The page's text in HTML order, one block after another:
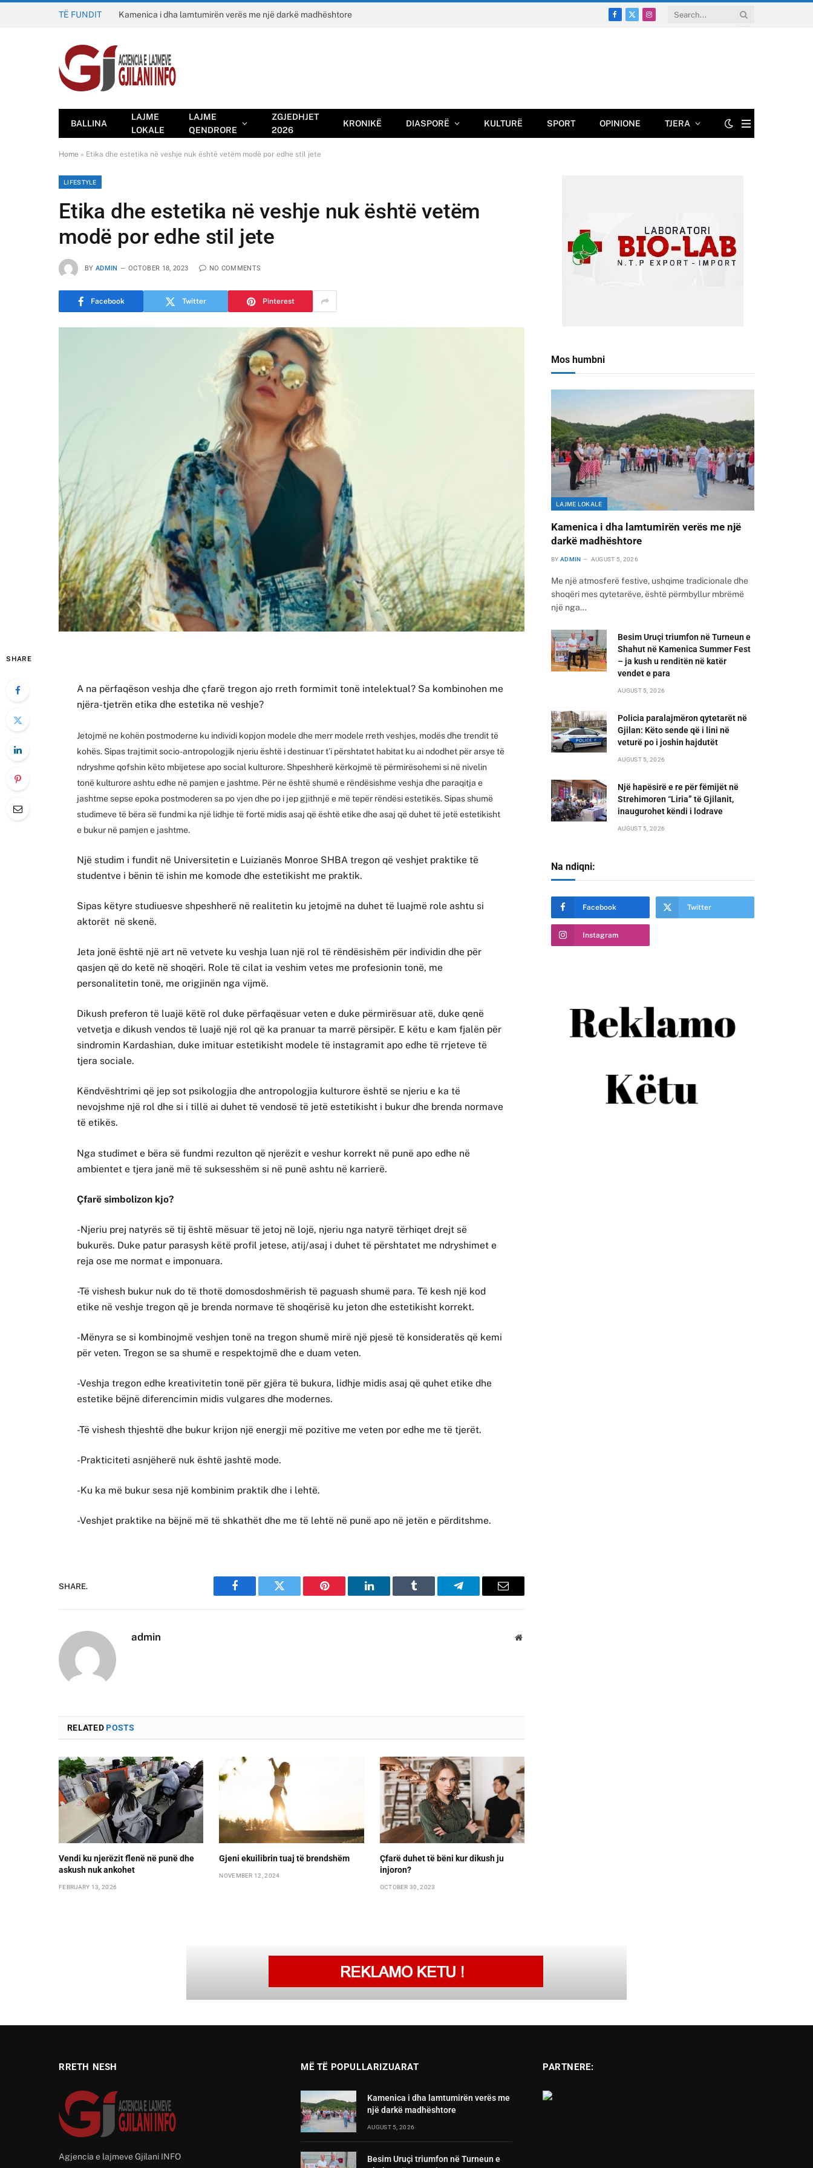
TË FUNDIT Kamenica i dha lamtumirën verës me një darkë madhështore
Facebook
X
Instagram
BALLINA
LAJME
LOKALE
LAJME
QENDRORE
ZGJEDHJET
2026
KRONIKË DIASPORË KULTURË SPORT OPINIONE TJERA
Home » Etika dhe estetika në veshje nuk është vetëm modë por edhe stil jete
LIFESTYLE
Etika dhe estetika në veshje nuk është vetëm
modë por edhe stil jete
BY ADMIN OCTOBER 18, 2023 NO COMMENTS
Facebook Twitter Pinterest
SHARE
A na përfaqëson veshja dhe çfarë tregon ajo rreth formimit tonë intelektual? Sa kombinohen me
njëra-tjetrën etika dhe estetika në veshje?
Jetojmë ne kohën postmoderne ku individi kopjon modele dhe merr modele rreth veshjes, modës dhe trendit të
kohës. Sipas trajtimit socio-antropologjik njeriu është i destinuar t’i përshtatet habitat ku ai ndodhet për arsye të
ndryshme qofshin këto mbijetese apo social kulturore. Shpeshherë kërkojmë të përmirësohemi si në nivelin
tonë kulturore ashtu edhe në pamjen e jashtme. Për ne është shumë e rëndësishme veshja dhe paraqitja e
jashtme sepse epoka postmoderen sa po vjen dhe po i jep gjithnjë e më tepër rëndësi estetikës. Sipas shumë
studimeve të bëra së fundmi ka një lidhje të fortë midis asaj që është etike dhe asaj që duhet të jetë estetikisht
e bukur në pamjen e jashtme.
Një studim i fundit në Universitetin e Luizianës Monroe SHBA tregon që veshjet praktike të
studentve i bënin të ishin me komode dhe estetikisht me praktik.
Sipas këtyre studiuesve shpeshherë në realitetin ku jetojmë na duhet të luajmë role ashtu si
aktorët në skenë.
Jeta jonë është një art në vetvete ku veshja luan një rol të rëndësishëm për individin dhe për
qasjen që do ketë në shoqëri. Role të cilat ia veshim vetes me profesionin tonë, me
personalitetin tonë, me origjinën nga vijmë.
Dikush preferon të luajë këtë rol duke përfaqësuar veten e duke përmirësuar atë, duke qenë
vetvetja e dikush vendos të luajë një rol që ka pranuar ta marrë përsipër. E këtu e kam fjalën për
sindromin Kardashian, duke imituar estetikisht modele të instagramit apo edhe të rrjeteve të
tjera sociale.
Këndvështrimi që jep sot psikologjia dhe antropologjia kulturore është se njeriu e ka të
nevojshme një rol dhe si i tillë ai duhet të vendosë të jetë estetikisht i bukur dhe brenda normave
të etikës.
Nga studimet e bëra së fundmi rezulton që njerëzit e veshur korrekt në punë apo edhe në
ambientet e tjera janë më të suksesshëm si në punë ashtu në karrierë.
Çfarë simbolizon kjo?
-Njeriu prej natyrës së tij është mësuar të jetoj në lojë, njeriu nga natyrë tërhiqet drejt së
bukurës. Duke patur parasysh këtë profil jetese, atij/asaj i duhet të përshtatet me ndryshimet e
reja ose me normat e imponuara.
-Të vishesh bukur nuk do të thotë domosdoshmërish të paguash shumë para. Të kesh një kod
etike në veshje tregon që je brenda normave të shoqërisë ku jeton dhe estetikisht korrekt.
-Mënyra se si kombinojmë veshjen tonë na tregon shumë mirë një pjesë të konsideratës që kemi
për veten. Tregon se sa shumë e respektojmë dhe e duam veten.
-Veshja tregon edhe kreativitetin tonë për gjëra të bukura, lidhje midis asaj që quhet etike dhe
estetike bëjnë diferencimin midis vulgares dhe modernes.
-Të vishesh thjeshtë dhe bukur krijon një energji më pozitive me veten por edhe me të tjerët.
-Prakticiteti asnjëherë nuk është jashtë mode.
-Ku ka më bukur sesa një kombinim praktik dhe i lehtë.
-Veshjet praktike na bëjnë më të shkathët dhe me të lehtë në punë apo në jetën e përditshme.
SHARE.
Facebook Twitter Pinterest LinkedIn Tumblr Telegram Email
admin Website
RELATEDPOSTS
Vendi ku njerëzit flenë në punë dhe
askush nuk ankohet
FEBRUARY 13, 2026
Gjeni ekuilibrin tuaj të brendshëm
NOVEMBER 12, 2024
Çfarë duhet të bëni kur dikush ju
injoron?
OCTOBER 30, 2023
Mos humbni
LAJME LOKALE
Kamenica i dha lamtumirën verës me një
darkë madhështore
BY ADMIN AUGUST 5, 2026
Me një atmosferë festive, ushqime tradicionale dhe
shoqëri mes qytetarëve, është përmbyllur mbrëmë
një nga…
Besim Uruçi triumfon në Turneun e
Shahut në Kamenica Summer Fest
– ja kush u renditën në katër
vendet e para
AUGUST 5, 2026
Policia paralajmëron qytetarët në
Gjilan: Këto sende që i lini në
veturë po i joshin hajdutët
AUGUST 5, 2026
Një hapësirë e re për fëmijët në
Strehimoren “Liria” të Gjilanit,
inaugurohet këndi i lodrave
AUGUST 5, 2026
Na ndiqni:
Facebook Twitter
Instagram
RRETH NESH
Agjencia e lajmeve Gjilani INFO
MË TË POPULLARIZUARAT
Kamenica i dha lamtumirën verës me
një darkë madhështore
AUGUST 5, 2026
Besim Uruçi triumfon në Turneun e
PARTNERE: